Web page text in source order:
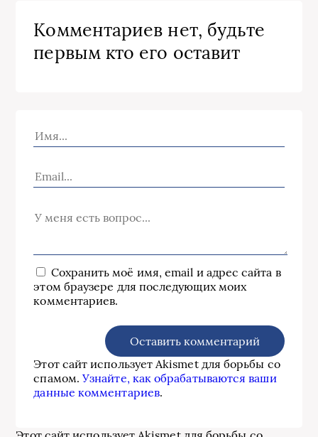
Комментариев нет, будьте
первым кто его оставит
Сохранить моё имя, email и адрес сайта в
этом браузере для последующих моих
комментариев.
Этот сайт использует Akismet для борьбы со
спамом.Узнайте, как обрабатываются ваши
данные комментариев.